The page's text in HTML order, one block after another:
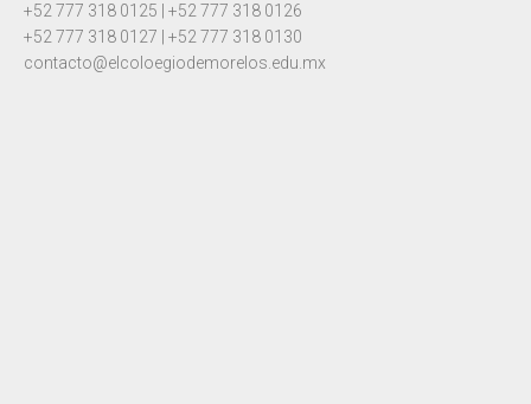
+52 777 318 0125 | +52 777 318 0126
+52 777 318 0127 | +52 777 318 0130
contacto@elcoloegiodemorelos.edu.mx